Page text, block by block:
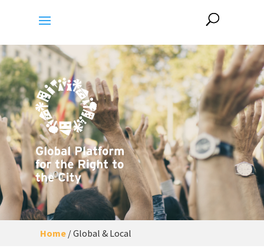
Home/Global & Local